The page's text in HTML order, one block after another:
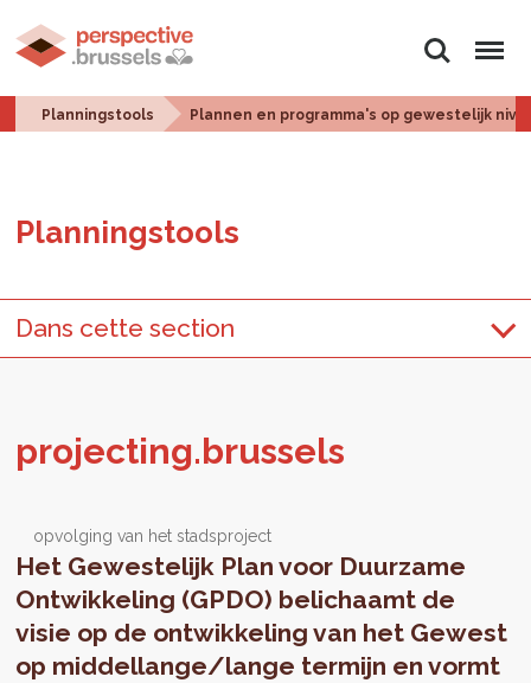
Zoeken Menu
Planningstools Plannen en programma's op gewestelijk
Plan­ningstools
Dans cette section
pro­jec­ting.brus­sels
opvolging van het stadsproject
Het Gewestelijk Plan voor Duurzame
Ontwikkeling (GPDO) belichaamt de
visie op de ontwikkeling van het Gewest
op middellange/lange termijn en vormt